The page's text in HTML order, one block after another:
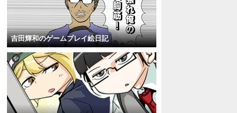
吉田輝和のゲームプレイ絵日記